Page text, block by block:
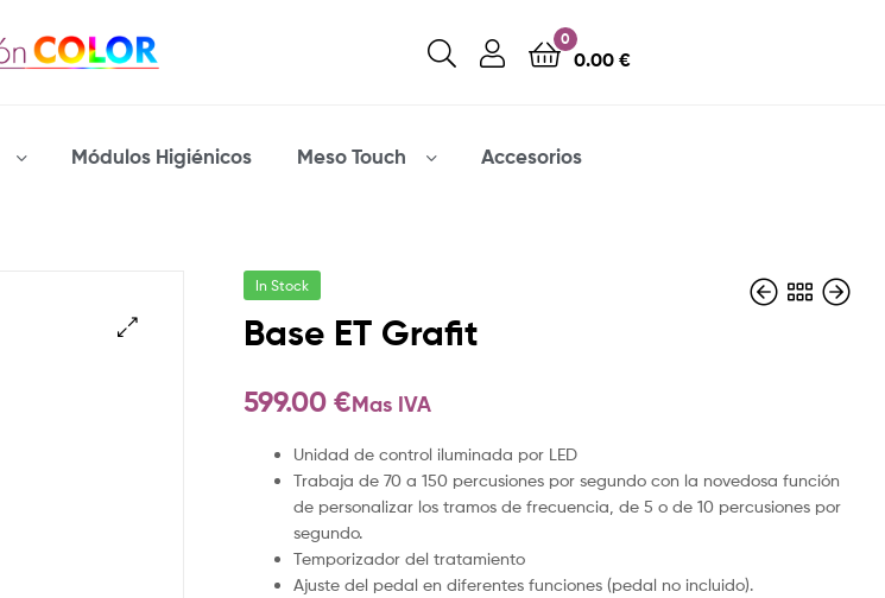
0
0.00 €
Módulos Higiénicos Meso Touch Accesorios
In Stock
Base ET Grafit
599.00€Mas IVA
Unidad de control iluminada por LED
Trabaja de 70 a 150 percusiones por segundo con la novedosa función
de personalizar los tramos de frecuencia, de 5 o de 10 percusiones por
segundo.
Temporizador del tratamiento
Ajuste del pedal en diferentes funciones (pedal no incluido).